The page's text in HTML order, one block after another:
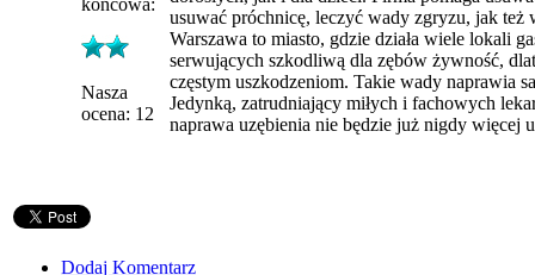
Nasza
ocena: 12
usuwać próchnicę, leczyć wady zgryzu, jak też
Warszawa to miasto, gdzie działa wiele lokali
serwujących szkodliwą dla zębów żywność,
częstym uszkodzeniom. Takie wady naprawia
Jedynką, zatrudniający miłych i fachowych
naprawa uzębienia nie będzie już nigdy więcej
Dodaj Komentarz